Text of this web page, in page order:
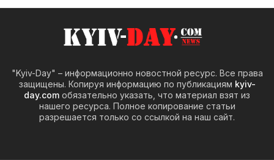
"Kyiv-Day" – информационно новостной ресурс. Все права
защищены. Копируя информацию по публикациям kyiv-
day.com обязательно указать, что материал взят из
нашего ресурса. Полное копирование статьи
разрешается только со ссылкой на наш сайт.